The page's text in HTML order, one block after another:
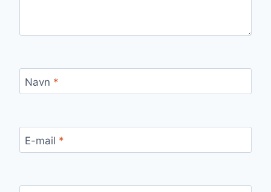
Navn *
E-mail *